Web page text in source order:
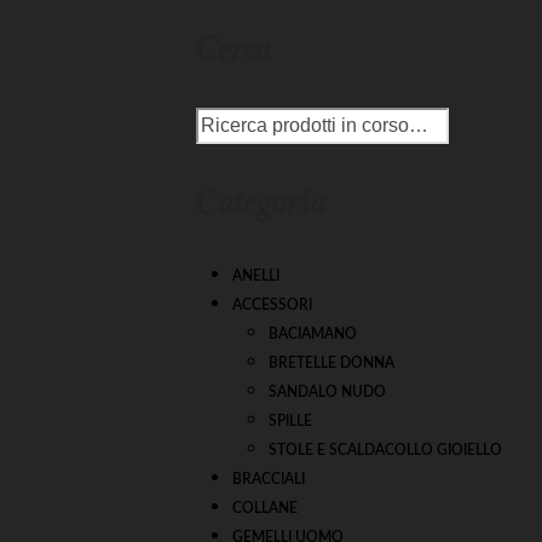
ANELLI
ACCESSORI
BACIAMANO
BRETELLE DONNA
SANDALO NUDO
SPILLE
STOLE E SCALDACOLLO GIOIELLO
BRACCIALI
COLLANE
GEMELLI UOMO